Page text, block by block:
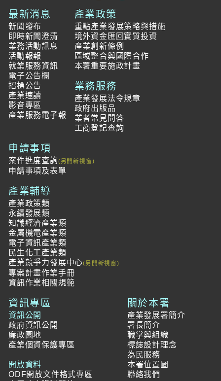
最新消息
新聞發布
即時新聞澄清
業務活動訊息
活動報報
就業服務資訊
電子公告欄
招標公告
產業速讀
影音專區
產業服務電子報
產業政策
重點產業發展策略與措施
境外資金匯回實質投資
產業創新條例
區域整合與國際合作
本署重要施政計畫
業務服務
產業發展法令規章
政府出版品
業者常見問答
工商登記查詢
申請事項
案件進度查詢
申請事項及表單
產業輔導
產業政策類
永續發展類
知識經濟產業類
金屬機電產業類
電子資訊產業類
民生化工產業類
產業競爭力發展中心
專案計畫作業手冊
資訊作業相關規範
資訊專區
資訊公開
政府資訊公開
廉政園地
產業個資保護專區
開放資料
ODF開放文件格式專區
關於本署
產業發展署簡介
署長簡介
職掌與組織
標誌設計理念
為民服務
本署位置圖
聯絡我們